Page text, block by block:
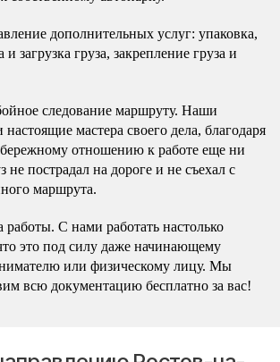
дополнительных услуг: упаковка,
и загрузка груза, закрепление груза и
следование маршруту. Наши
настоящие мастера своего дела, благодаря
отношению к работе еще ни
не пострадал на дороге и не съехал с
маршрута.
работы. С нами работать настолько
это под силу даже начинающему
или физическому лицу. Мы
всю документацию бесплатно за вас!